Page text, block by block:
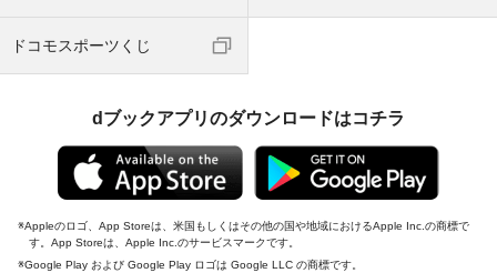
ドコモスポーツくじ
dブックアプリのダウンロードはコチラ
Appleのロゴ、App Storeは、米国もしくはその他の国や地域におけるApple Inc.の商標で
す。App Storeは、Apple Inc.のサービスマークです。
Google Play および Google Play ロゴは Google LLC の商標です。